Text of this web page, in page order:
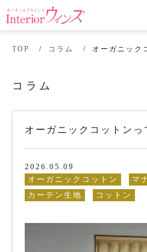
TOP コラム オーガニック
コラム
オーガニックコットンっ
2026.05.09
オーガニックコットン
マ
カーテン生地
コットン